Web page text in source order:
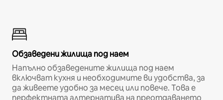
Обзаведени жилища под наем
Напълно обзаведените жилища под наем
включват кухня и необходимите ви удобства, за
да живеете удобно за месец или повече. Това е
перфектната алтернатива на преотдаването